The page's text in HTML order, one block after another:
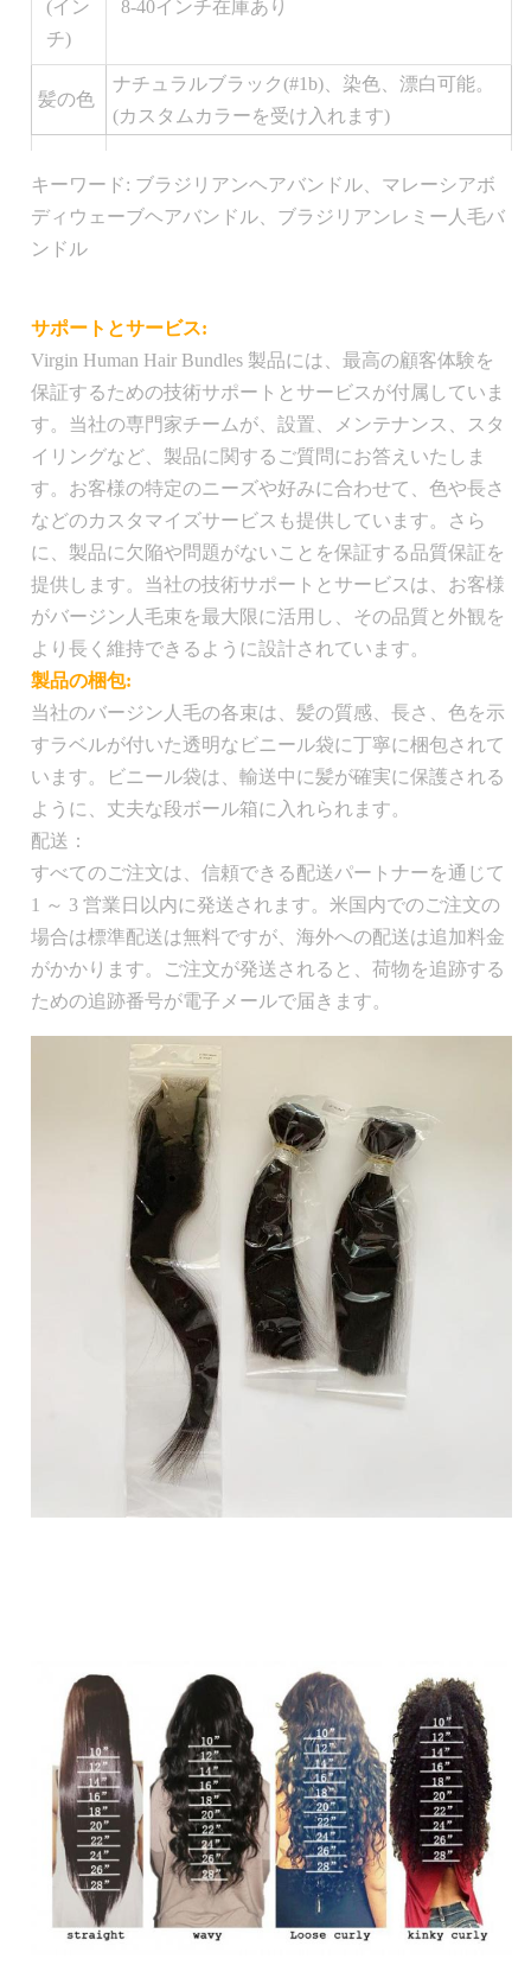
(イン
チ)
8-40インチ在庫あり
髪の色
ナチュラルブラック(#1b)、染色、漂白可能。
(カスタムカラーを受け入れます)
直
ぐ：
はい
の梱
包:
に会社のロゴが入った洗練された黒い箱に
入れます。
輸送
パッ
ケー
ジ:
重
さ：
100グラム
配
送：
米国内への配送は無料です。注文は 1 ～ 2
営業日以内に処理され、USPS プライオリテ
ィ メールで発送されます。追加料金で国際
配送も可能です。
キーワード: ブラジリアンヘアバンドル、マレーシアボ
ディウェーブヘアバンドル、ブラジリアンレミー人毛バ
ンドル
サポートとサービス:
Virgin Human Hair Bundles 製品には、最高の顧客体験を
保証するための技術サポートとサービスが付属していま
す。当社の専門家チームが、設置、メンテナンス、スタ
イリングなど、製品に関するご質問にお答えいたしま
す。お客様の特定のニーズや好みに合わせて、色や長さ
などのカスタマイズサービスも提供しています。さら
に、製品に欠陥や問題がないことを保証する品質保証を
提供します。当社の技術サポートとサービスは、お客様
がバージン人毛束を最大限に活用し、その品質と外観を
より長く維持できるように設計されています。
製品の梱包:
当社のバージン人毛の各束は、髪の質感、長さ、色を示
すラベルが付いた透明なビニール袋に丁寧に梱包されて
います。ビニール袋は、輸送中に髪が確実に保護される
ように、丈夫な段ボール箱に入れられます。
配送：
すべてのご注文は、信頼できる配送パートナーを通じて
1 ～ 3 営業日以内に発送されます。米国内でのご注文の
場合は標準配送は無料ですが、海外への配送は追加料金
がかかります。ご注文が発送されると、荷物を追跡する
ための追跡番号が電子メールで届きます。